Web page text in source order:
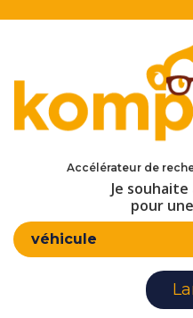
Accélérateur de
Je
pour
véhicule